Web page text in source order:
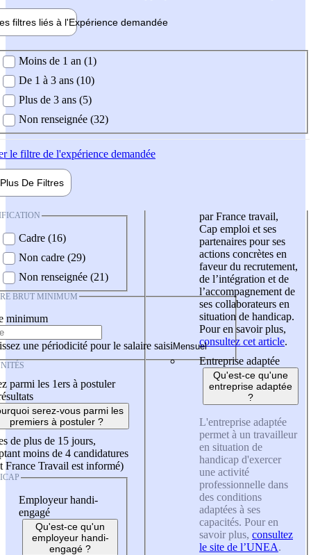
filtres liés à l'Expérience demandée
demandée
Moins de 1 an (1)
De 1 à 3 ans (10)
Plus de 3 ans (5)
Non renseignée (32)
le filtre de l'expérience demandée
Plus De Filtres
Cadre (16)
Non cadre (29)
Non renseignée (21)
BRUT MINIMUM
minimum
une périodicité pour le salaire saisi
parmi les 1ers à postuler
serez-vous parmi les
premiers à postuler ?
de plus de 15 jours,
moins de 4 candidatures
France Travail est informé)
Employeur handi-
engagé
Qu'est-ce qu'un
employeur handi-
engagé ?
par France travail,
Cap emploi et ses
partenaires pour ses
actions concrètes en
faveur du recrutement,
de l’intégration et de
l’accompagnement de
ses collaborateurs en
situation de handicap.
Pour en savoir plus,
consultez cet article.
Entreprise adaptée
Qu'est-ce qu'une
entreprise adaptée
?
L'entreprise adaptée
permet à un travailleur
en situation de
handicap d'exercer
une activité
professionnelle dans
des conditions
adaptées à ses
capacités. Pour en
savoir plus, consultez
le site de l’UNEA.